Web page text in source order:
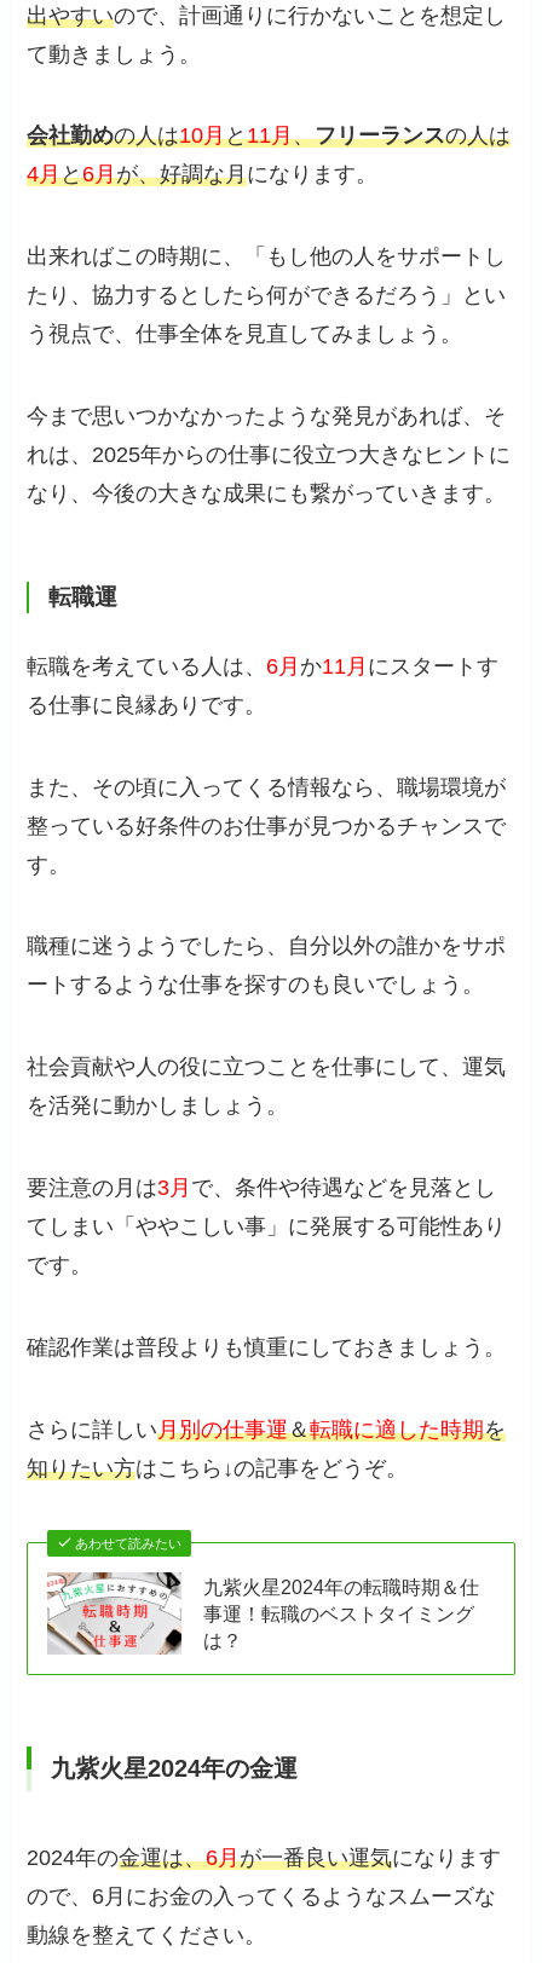
出やすいので、計画通りに行かないことを想定し
て動きましょう。
会社勤めの人は10月と11月、フリーランスの人は
4月と6月が、好調な月になります。
出来ればこの時期に、「もし他の人をサポートし
たり、協力するとしたら何ができるだろう」とい
う視点で、仕事全体を見直してみましょう。
今まで思いつかなかったような発見があれば、そ
れは、2025年からの仕事に役立つ大きなヒントに
なり、今後の大きな成果にも繋がっていきます。
転職運
転職を考えている人は、 6月 か11月 にスタートす
る仕事に良縁ありです。
また、その頃に入ってくる情報なら、職場環境が
整っている好条件のお仕事が見つかるチャンスで
す。
職種に迷うようでしたら、自分以外の誰かをサポ
ートするような仕事を探すのも良いでしょう。
社会貢献や人の役に立つことを仕事にして、運気
を活発に動かしましょう。
要注意の月は3月 で、条件や待遇などを見落とし
てしまい「ややこしい事」に発展する可能性あり
です。
確認作業は普段よりも慎重にしておきましょう。
さらに詳しい月別の仕事運＆転職に適した時期を
知りたい方はこちら↓の記事をどうぞ。
あわせて読みたい
九紫火星2024年の転職時期＆仕
事運！転職のベストタイミング
は？
九紫火星2024年の金運
2024年の金運は、6月が一番良い運気になります
ので、6月にお金の入ってくるようなスムーズな
動線を整えてください。